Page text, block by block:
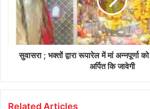
सुवासरा ; भक्तों द्वारा रूपारेल में मां अन्नपूर्णा
अर्पित कि जावेगी
Related Articles